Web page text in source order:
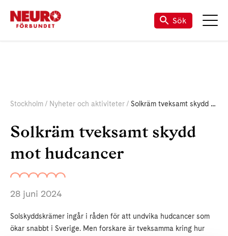
Sök
Stockholm Nyheter och aktiviteter Solkräm tveksamt skydd mot hudcancer
Solkräm tveksamt skydd
mot hudcancer
28 juni 2024
Solskyddskrämer ingår i råden för att undvika hudcancer som
ökar snabbt i Sverige. Men forskare är tveksamma kring hur